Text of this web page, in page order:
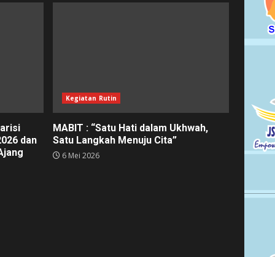
dan
Kegiatan Rutin
MABIT : “Satu Hati dalam Ukhwah,
Satu Langkah Menuju Cita”
6 Mei 2026